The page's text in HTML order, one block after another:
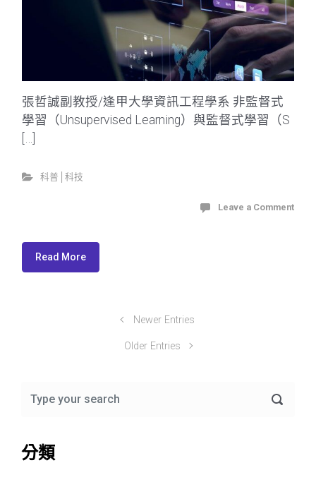
張哲誠副教授/逢甲大學資訊工程學系 非監督式
學習（Unsupervised Learning）與監督式學習（S
科普│科技
Leave a Comment
Read More
Newer Entries
Older Entries
分類